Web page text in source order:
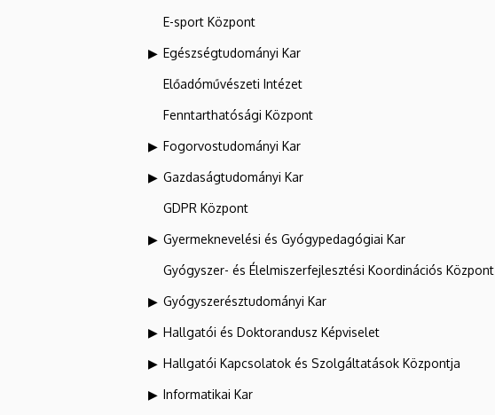
E-sport Központ
Egészségtudományi Kar
Előadóművészeti Intézet
Fenntarthatósági Központ
Fogorvostudományi Kar
Gazdaságtudományi Kar
GDPR Központ
Gyermeknevelési és Gyógypedagógiai Kar
Gyógyszer- és Élelmiszerfejlesztési Koordinációs Központ
Gyógyszerésztudományi Kar
Hallgatói és Doktorandusz Képviselet
Hallgatói Kapcsolatok és Szolgáltatások Központja
Informatikai Kar